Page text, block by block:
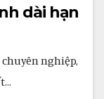
dài hạn
nghiệp,